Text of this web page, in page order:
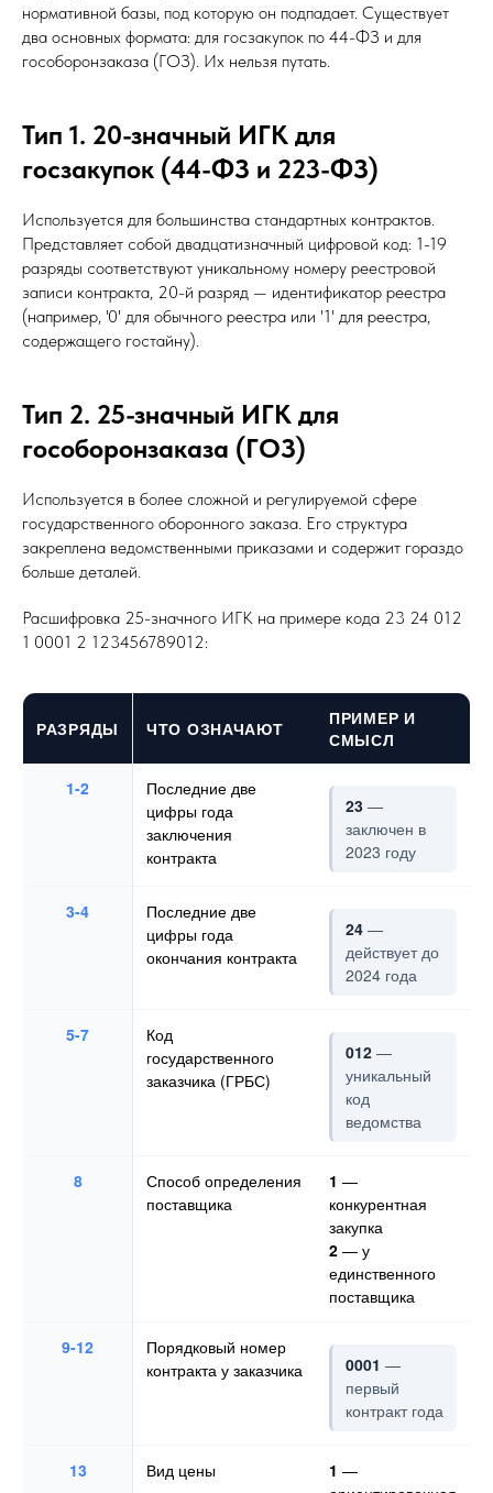
нормативной базы, под которую он подпадает. Существует
два основных формата: для госзакупок по 44-ФЗ и для
гособоронзаказа (ГОЗ). Их нельзя путать.
Тип 1. 20-значный ИГК для
госзакупок (44-ФЗ и 223-ФЗ)
Используется для большинства стандартных контрактов.
Представляет собой двадцатизначный цифровой код: 1-19
разряды соответствуют уникальному номеру реестровой
записи контракта, 20-й разряд — идентификатор реестра
(например, '0' для обычного реестра или '1' для реестра,
содержащего гостайну).
Тип 2. 25-значный ИГК для
гособоронзаказа (ГОЗ)
Используется в более сложной и регулируемой сфере
государственного оборонного заказа. Его структура
закреплена ведомственными приказами и содержит гораздо
больше деталей.
Расшифровка 25-значного ИГК на примере кода 23 24 012
1 0001 2 123456789012:
РАЗРЯДЫ ЧТО ОЗНАЧАЮТ
ПРИМЕР И
СМЫСЛ
1-2
Последние две
цифры года
заключения
контракта
23 —
заключен в
2023 году
3-4
Последние две
цифры года
окончания контракта
24 —
действует до
2024 года
5-7
Код
государственного
заказчика (ГРБС)
012 —
уникальный
код
ведомства
8
Способ определения
поставщика
1 —
конкурентная
закупка
2 — у
единственного
поставщика
9-12
Порядковый номер
контракта у заказчика
0001 —
первый
контракт года
13 Вид цены 1 —